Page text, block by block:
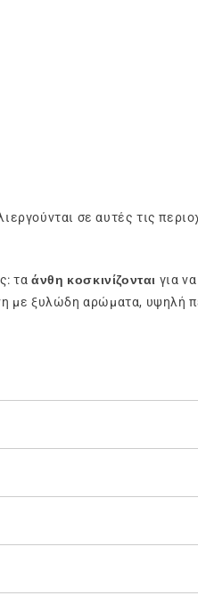
σε αυτές τις
ταάνθη κοσκινίζονται για
με ξυλώδη αρώματα, υψηλή